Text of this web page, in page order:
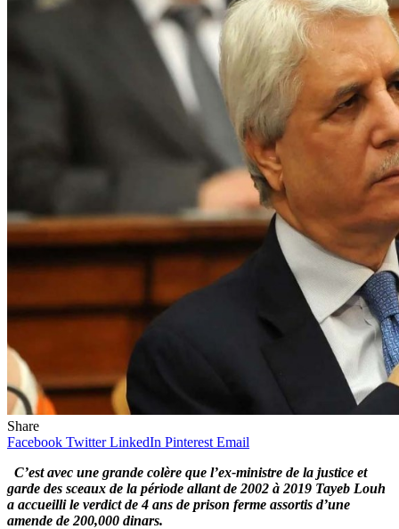
Share
Facebook Twitter LinkedIn Pinterest Email
C’est avec une grande colère que l’ex-ministre de la justice et
garde des sceaux de la période allant de 2002 à 2019 Tayeb Louh
a accueilli le verdict de 4 ans de prison ferme assortis d’une
amende de 200,000 dinars.